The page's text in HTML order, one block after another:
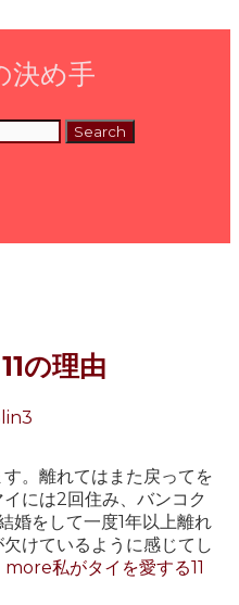
決め手
の理由
。離れてはまた戻ってを
には2回住み、バンコク
婚をして一度1年以上離れ
けているように感じてし
more私がタイを愛する11